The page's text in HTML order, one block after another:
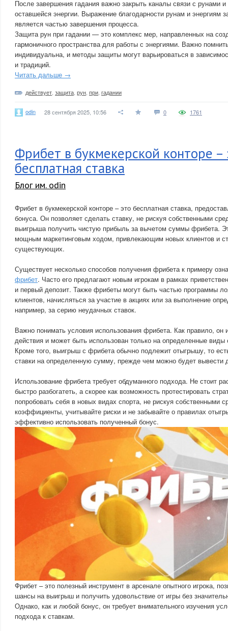
После завершения гадания важно закрыть каналы связи с рунами и
оставшейся энергии. Выражение благодарности рунам и энергиям
является частью завершения процесса.
Защита рун при гадании — это комплекс мер, направленных на
гармоничного пространства для работы с энергиями. Важно
индивидуальна, и методы защиты могут варьироваться в
и традиций.
Читать дальше →
действует защита рун при гадании
odin 28 сентября 2025, 10:56 0 1761
Фрибет в букмекерской конторе –
бесплатная ставка
Блог им. odin
Фрибет в букмекерской конторе – это бесплатная ставка,
бонуса. Он позволяет сделать ставку, не рискуя собственными
выигрыша получить чистую прибыль за вычетом суммы фрибета.
мощным маркетинговым ходом, привлекающим новых клиентов и
существующих.
Существует несколько способов получения фрибета к примеру
фрибет. Часто его предлагают новым игрокам в рамках
и первый депозит. Также фрибеты могут быть частью программы
клиентов, начисляться за участие в акциях или за выполнение
например, за серию неудачных ставок.
Важно понимать условия использования фрибета. Как правило, он
действия и может быть использован только на определенные виды
Кроме того, выигрыш с фрибета обычно подлежит отыгрышу, то
ставки на определенную сумму, прежде чем можно будет вывести
Использование фрибета требует обдуманного подхода. Не стоит
быстро разбогатеть, а скорее как возможность протестировать
попробовать себя в новых видах спорта, не рискуя собственными
коэффициенты, учитывайте риски и не забывайте о правилах
эффективно использовать полученный бонус.
Фрибет – это полезный инструмент в арсенале опытного игрока,
шансы на выигрыш и получить удовольствие от игры без
Однако, как и любой бонус, он требует внимательного изучения
подхода к ставкам.